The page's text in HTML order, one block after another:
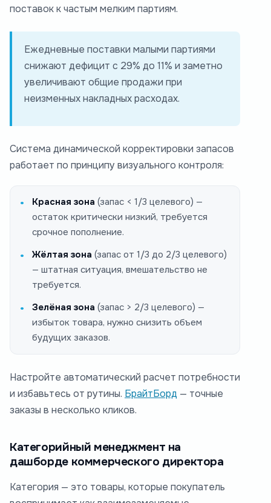
поставок к частым мелким партиям.
Ежедневные поставки малыми партиями
снижают дефицит с 29% до 11% и заметно
увеличивают общие продажи при
неизменных накладных расходах.
Система динамической корректировки запасов
работает по принципу визуального контроля:
Красная зона (запас < 1/3 целевого) —
остаток критически низкий, требуется
срочное пополнение.
Жёлтая зона (запас от 1/3 до 2/3 целевого)
— штатная ситуация, вмешательство не
требуется.
Зелёная зона (запас > 2/3 целевого) —
избыток товара, нужно снизить объем
будущих заказов.
Настройте автоматический расчет потребности
и избавьтесь от рутины. БрайтБорд — точные
заказы в несколько кликов.
Категорийный менеджмент на
дашборде коммерческого директора
Категория — это товары, которые покупатель